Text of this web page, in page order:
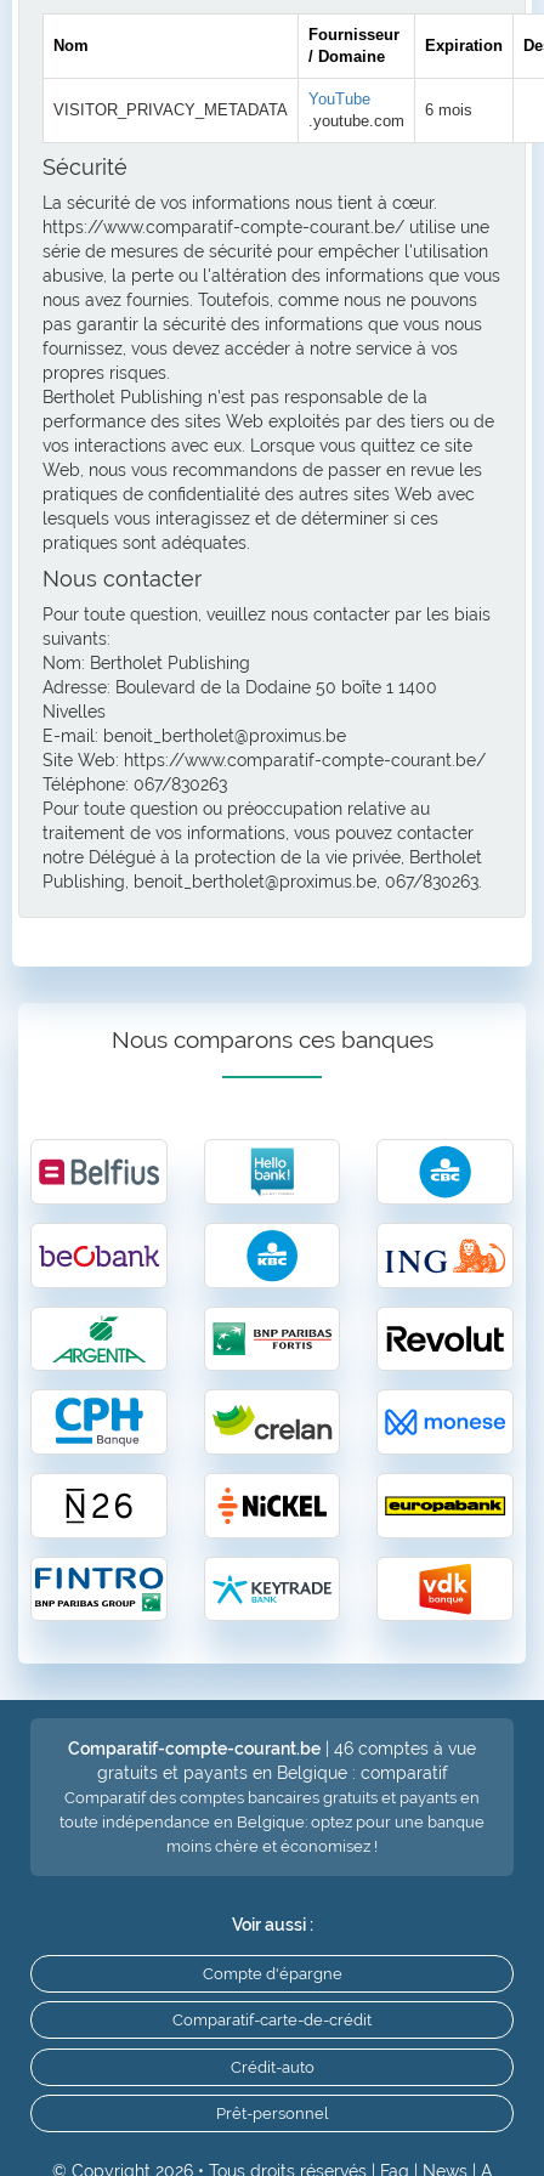
Nom
Fournisseur
/ Domaine
Expiration
VISITOR_PRIVACY_METADATA
YouTube
.youtube.com
6 mois
Sécurité
La sécurité de vos informations nous tient à cœur.
https://www.comparatif-compte-courant.be/ utilise une
série de mesures de sécurité pour empêcher l'utilisation
abusive, la perte ou l'altération des informations que vous
nous avez fournies. Toutefois, comme nous ne pouvons
pas garantir la sécurité des informations que vous nous
fournissez, vous devez accéder à notre service à vos
propres risques.
Bertholet Publishing n'est pas responsable de la
performance des sites Web exploités par des tiers ou de
vos interactions avec eux. Lorsque vous quittez ce site
Web, nous vous recommandons de passer en revue les
pratiques de confidentialité des autres sites Web avec
lesquels vous interagissez et de déterminer si ces
pratiques sont adéquates.
Nous contacter
Pour toute question, veuillez nous contacter par les biais
suivants:
Nom: Bertholet Publishing
Adresse: Boulevard de la Dodaine 50 boîte 1 1400
Nivelles
E-mail: benoit_bertholet@proximus.be
Site Web: https://www.comparatif-compte-courant.be/
Téléphone: 067/830263
Pour toute question ou préoccupation relative au
traitement de vos informations, vous pouvez contacter
notre Délégué à la protection de la vie privée, Bertholet
Publishing, benoit_bertholet@proximus.be, 067/830263.
Nous comparons ces banques
Comparatif-compte-courant.be | 46 comptes à vue
gratuits et payants en Belgique : comparatif
Comparatif des comptes bancaires gratuits et payants en
toute indépendance en Belgique: optez pour une banque
moins chère et économisez !
Voir aussi :
Compte d'épargne
Comparatif-carte-de-crédit
Crédit-auto
Prêt-personnel
© Copyright 2026 • Tous droits réservés | Faq News
A